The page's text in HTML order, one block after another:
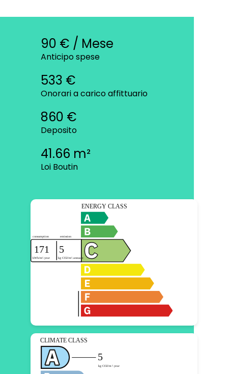
90 € / Mese
Anticipo spese
533 €
Onorari a carico affittuario
860 €
Deposito
41.66 m²
Loi Boutin